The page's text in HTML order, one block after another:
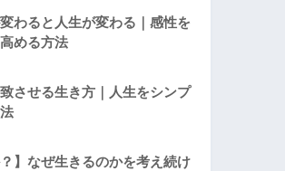
わると人生が変わる｜感性を
める方法
させる生き方｜人生をシンプ
？】なぜ生きるのかを考え続け